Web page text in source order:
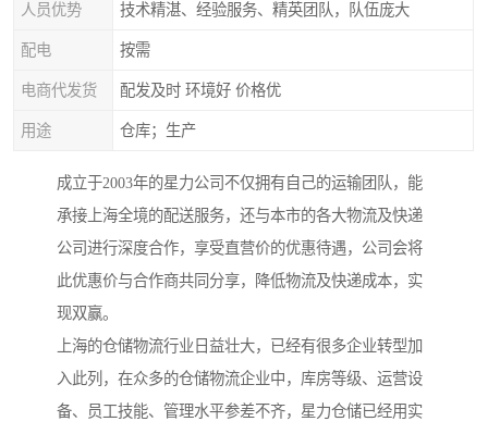
人员优势 技术精湛、经验服务、精英团队，队伍庞大
配电 按需
电商代发货 配发及时 环境好 价格优
用途 仓库；生产
成立于2003年的星力公司不仅拥有自己的运输团队，能
承接上海全境的配送服务，还与本市的各大物流及快递
公司进行深度合作，享受直营价的优惠待遇，公司会将
此优惠价与合作商共同分享，降低物流及快递成本，实
现双赢。
上海的仓储物流行业日益壮大，已经有很多企业转型加
入此列，在众多的仓储物流企业中，库房等级、运营设
备、员工技能、管理水平参差不齐，星力仓储已经用实